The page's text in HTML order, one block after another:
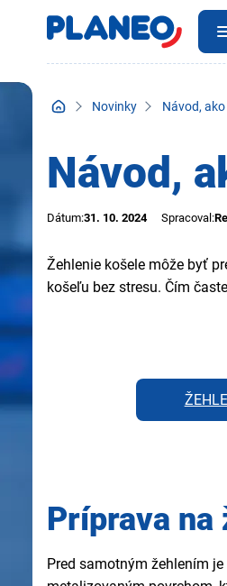
Novinky Návod,
Návod,
Dátum:31. 10. 2024 Spracoval:
Žehlenie košele môže byť
košeľu bez stresu. Čím
Príprava na
Pred samotným žehlením